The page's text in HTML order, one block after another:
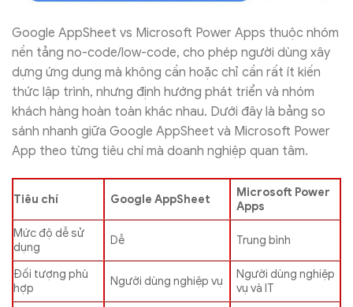
Google AppSheet vs Microsoft Power Apps thuộc nhóm
nền tảng no-code/low-code, cho phép người dùng xây
dựng ứng dụng mà không cần hoặc chỉ cần rất ít kiến
thức lập trình, nhưng định hướng phát triển và nhóm
khách hàng hoàn toàn khác nhau. Dưới đây là bảng so
sánh nhanh giữa Google AppSheet và Microsoft Power
App theo từng tiêu chí mà doanh nghiệp quan tâm.
Tiêu chí Google AppSheet
Microsoft Power
Apps
Mức độ dễ sử
dụng
Dễ Trung bình
Đối tượng phù
hợp
Người dùng nghiệp vụ
Người dùng nghiệp
vụ và IT